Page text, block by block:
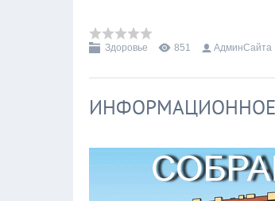
Здоровье 851 АдминСайта